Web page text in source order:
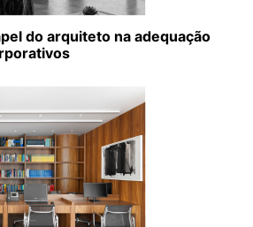
do arquiteto na adequação